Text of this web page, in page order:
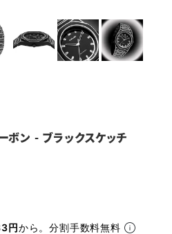
ボン - ブラックスケッチ
円から。分割手数料無料